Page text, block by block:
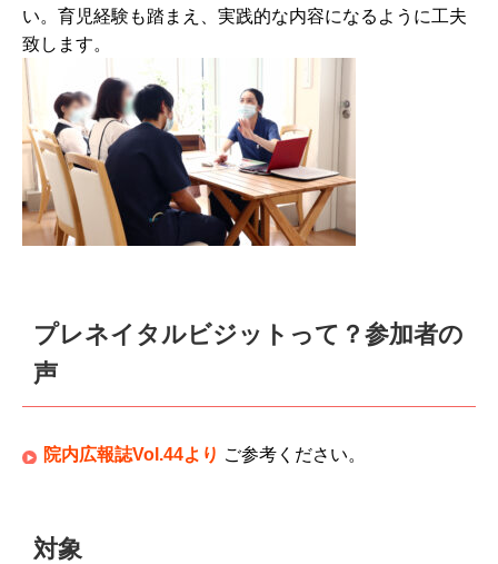
い。育児経験も踏まえ、実践的な内容になるように工夫
致します。
プレネイタルビジットって？参加者の
声
院内広報誌Vol.44より ご参考ください。
対象